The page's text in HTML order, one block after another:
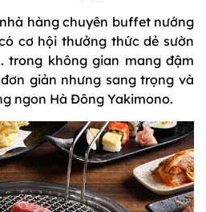
hàng chuyên buffet nướng
cơ hội thưởng thức dẻ sườn
trong không gian mang đậm
giản nhưng sang trọng và
ngon Hà Đông Yakimono.